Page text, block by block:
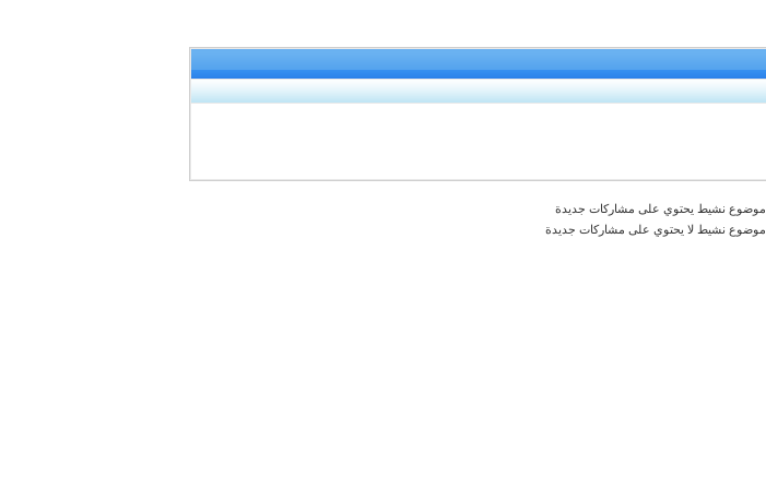
موضوع نشيط يحتوي على مشاركات جديدة
موضوع نشيط لا يحتوي على مشاركات جديدة